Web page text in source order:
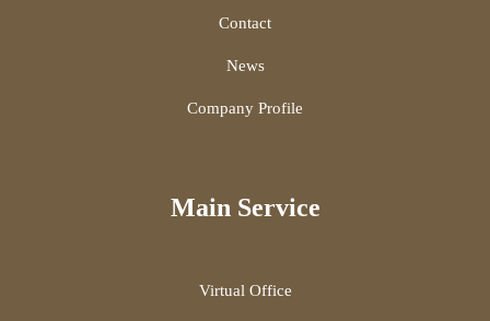
Contact
News
Company Profile
Main Service
Virtual Office